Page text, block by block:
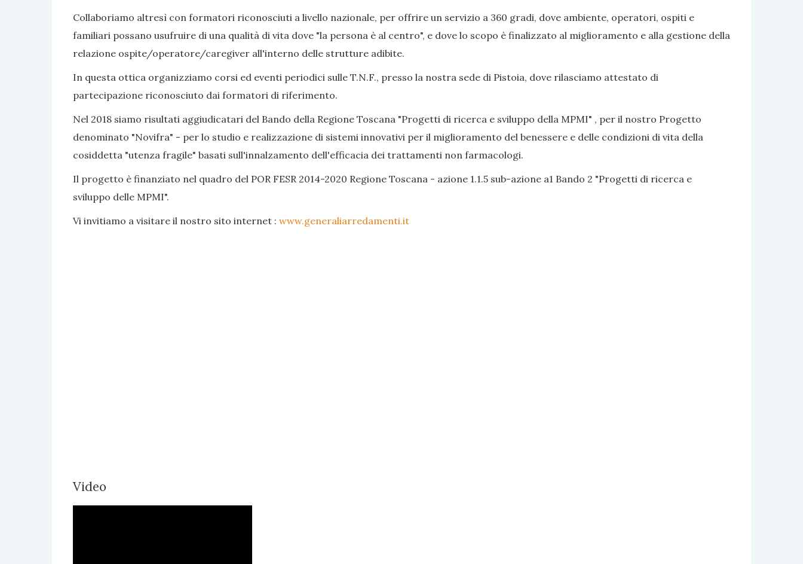
Collaboriamo altresì con formatori riconosciuti a livello nazionale, per offrire un servizio a 360 gradi, dove ambiente, operatori, ospiti e
familiari possano usufruire di una qualità di vita dove "la persona è al centro", e dove lo scopo è finalizzato al miglioramento e alla gestione della
relazione ospite/operatore/caregiver all'interno delle strutture adibite.
In questa ottica organizziamo corsi ed eventi periodici sulle T.N.F., presso la nostra sede di Pistoia, dove rilasciamo attestato di
partecipazione riconosciuto dai formatori di riferimento.
Nel 2018 siamo risultati aggiudicatari del Bando della Regione Toscana "Progetti di ricerca e sviluppo della MPMI" , per il nostro Progetto
denominato "Novifra" - per lo studio e realizzazione di sistemi innovativi per il miglioramento del benessere e delle condizioni di vita della
cosiddetta "utenza fragile" basati sull'innalzamento dell'efficacia dei trattamenti non farmacologi.
Il progetto è finanziato nel quadro del POR FESR 2014-2020 Regione Toscana - azione 1.1.5 sub-azione a1 Bando 2 "Progetti di ricerca e
sviluppo delle MPMI".
Vi invitiamo a visitare il nostro sito internet : www.generaliarredamenti.it
Video